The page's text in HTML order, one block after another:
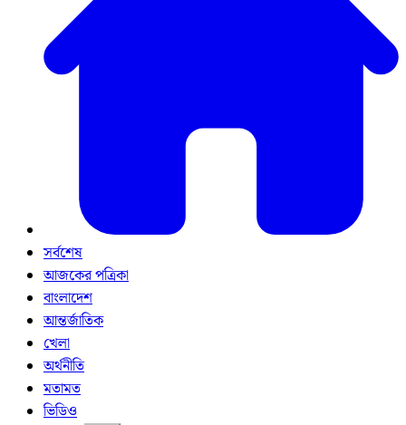
সর্বশেষ
আজকের পত্রিকা
বাংলাদেশ
আন্তর্জাতিক
খেলা
অর্থনীতি
মতামত
ভিডিও